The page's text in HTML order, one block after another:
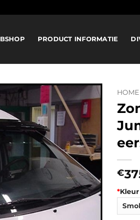
PRODUCT INFORMATIE
HOME
€
*